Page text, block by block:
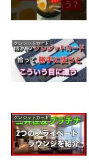
クレジットカード
クレジットカード